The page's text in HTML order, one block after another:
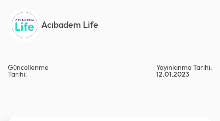
Acıbadem Life
Güncellenme
Tarihi:
Yayınlanma Tarihi:
12.01.2023